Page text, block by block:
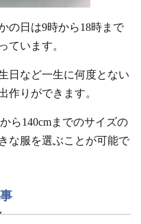
の日は9時から18時まで
ています。
日など一生に何度とない
作りができます。
ら140cmまでのサイズの
な服を選ぶことが可能で